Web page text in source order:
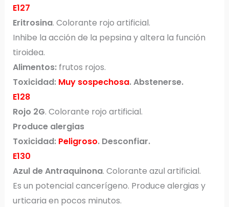
E127
Eritrosina. Colorante rojo artificial.
Inhibe la acción de la pepsina y altera la función
tiroidea.
Alimentos:frutos rojos.
Toxicidad: Muy sospechosa. Abstenerse.
E128
Rojo 2G. Colorante rojo artificial.
Produce alergias
Toxicidad: Peligroso. Desconfiar.
E130
Azul de Antraquinona. Colorante azul artificial.
Es un potencial cancerígeno. Produce alergias y
urticaria en pocos minutos.